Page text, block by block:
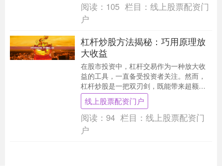
阅读： 105 栏目： 线上股票配资门
户
杠杆炒股方法揭秘：巧用原理放
大收益
在股市投资中，杠杆交易作为一种放大收
益的工具，一直备受投资者关注。然而，
杠杆炒股是一把双刃剑，既能带来超额回
报，也可能放大亏损。本文将深入解析杠
杆炒股的原理与方....
线上股票配资门户
阅读： 94 栏目： 线上股票配资门
户